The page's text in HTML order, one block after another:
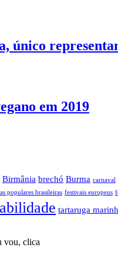
único
em 2019
Birmânia brechó Burma carnaval
populares brasileiras festivais europeus
tartaruga
vou, clica